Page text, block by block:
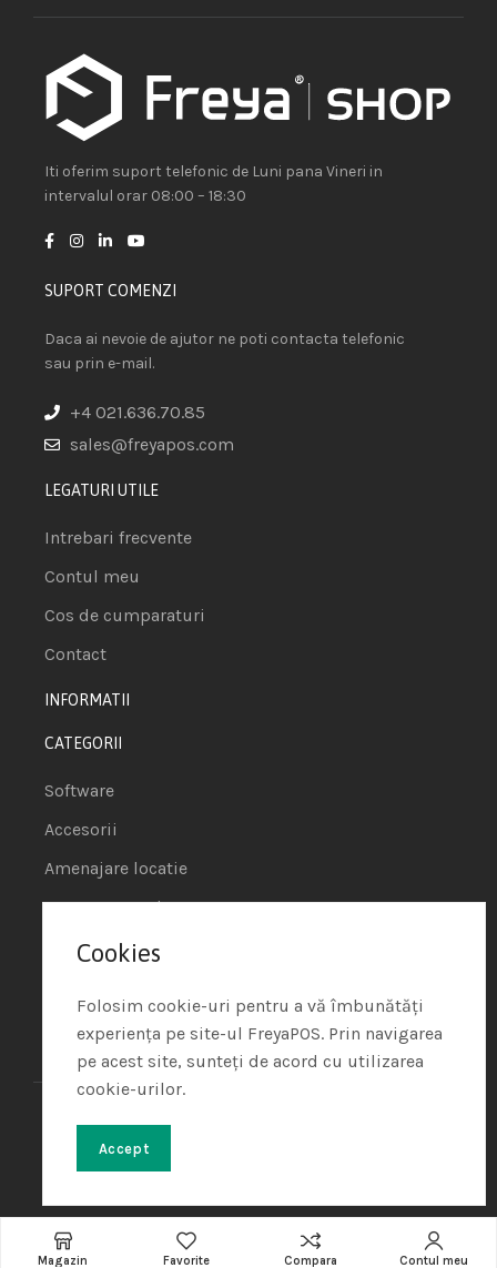
Iti oferim suport telefonic de Luni pana Vineri in
intervalul orar 08:00 – 18:30
SUPORT COMENZI
Daca ai nevoie de ajutor ne poti contacta telefonic
sau prin e-mail.
+4 021.636.70.85
sales@freyapos.com
LEGATURI UTILE
Intrebari frecvente
Contul meu
Cos de cumparaturi
Contact
INFORMATII
CATEGORII
Software
Accesorii
Amenajare locatie
POS - Puncte de vanzare
Termeni si conditii
Politica de Cookie
Protectia Datelor cu Caracter Personal
Freya Shop – All rights reserved
Soft Tehnica
Magazin Favorite Compara Contul meu
Cookies
Folosim cookie-uri pentru a vă îmbunătăți
experiența pe site-ul FreyaPOS. Prin navigarea
pe acest site, sunteți de acord cu utilizarea
cookie-urilor.
Accept